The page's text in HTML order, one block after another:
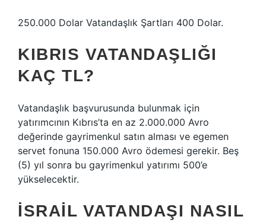
250.000 Dolar Vatandaşlık Şartları 400 Dolar.
KIBRIS VATANDAŞLIĞI
KAÇ TL?
Vatandaşlık başvurusunda bulunmak için
yatırımcının Kıbrıs’ta en az 2.000.000 Avro
değerinde gayrimenkul satın alması ve egemen
servet fonuna 150.000 Avro ödemesi gerekir. Beş
(5) yıl sonra bu gayrimenkul yatırımı 500’e
yükselecektir.
İSRAIL VATANDAŞI NASIL